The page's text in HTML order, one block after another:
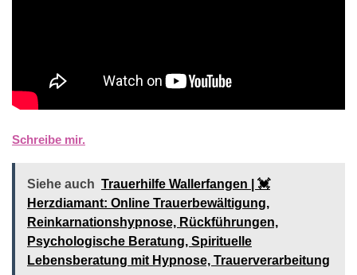
Schreibe mir.
Siehe auch Trauerhilfe Wallerfangen | 💓️️
Herzdiamant: Online Trauerbewältigung,
Reinkarnationshypnose, Rückführungen,
Psychologische Beratung, Spirituelle
Lebensberatung mit Hypnose, Trauerverarbeitung